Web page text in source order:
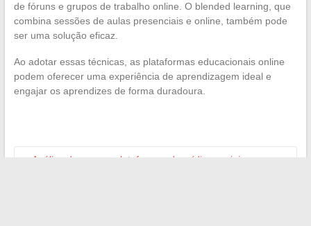
de fóruns e grupos de trabalho online. O blended learning, que
combina sessões de aulas presenciais e online, também pode
ser uma solução eficaz.
Ao adotar essas técnicas, as plataformas educacionais online
podem oferecer uma experiência de aprendizagem ideal e
engajar os aprendizes de forma duradoura.
Análise das novas plataformas de mídias sociais e suas